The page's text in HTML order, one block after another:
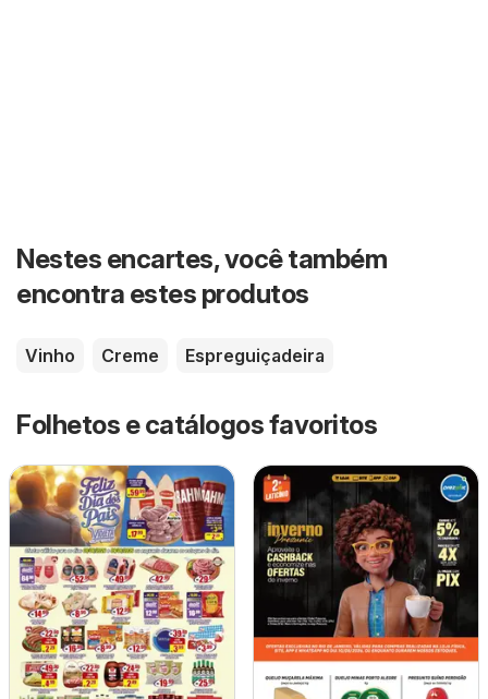
Nestes encartes, você também
encontra estes produtos
Vinho Creme Espreguiçadeira
Folhetos e catálogos favoritos